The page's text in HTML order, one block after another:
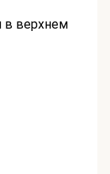
в верхнем